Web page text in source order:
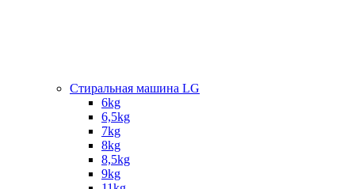
Стиральная машина LG
6kg
6,5kg
7kg
8kg
8,5kg
9kg